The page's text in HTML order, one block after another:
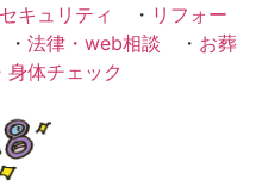
キュリティ ・ リフォー
・ 法律・web相談 ・ お葬
身体チェック